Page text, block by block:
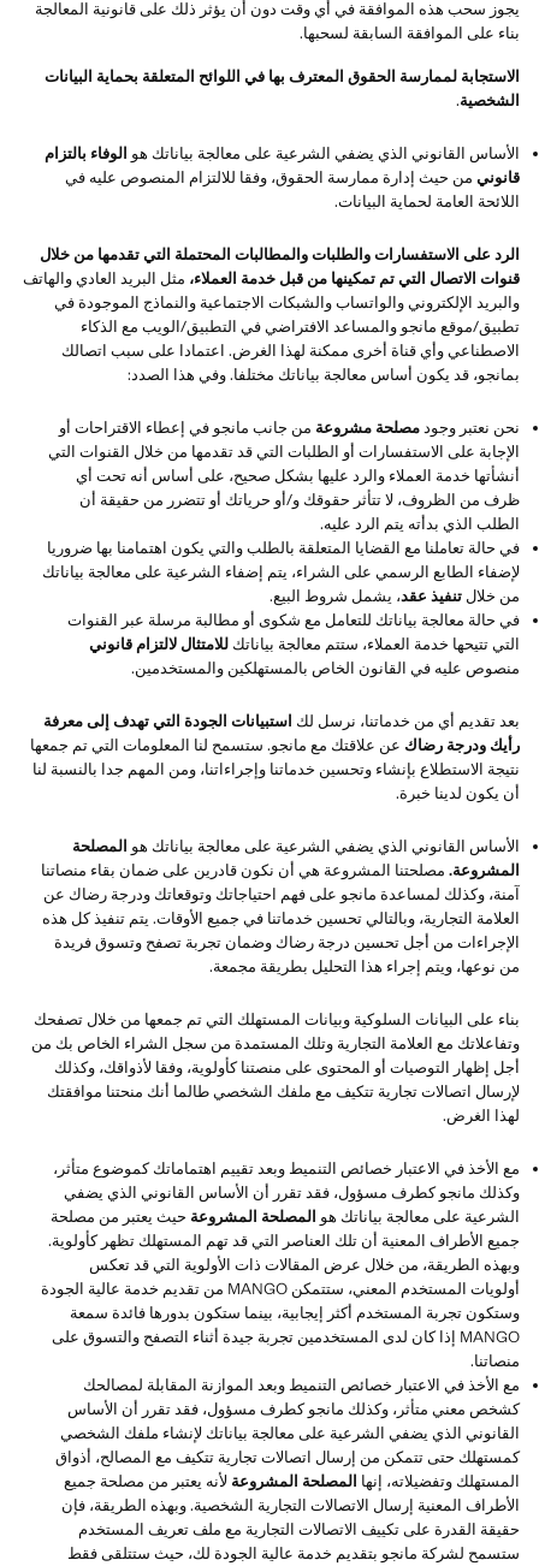
يجوز سحب هذه الموافقة في أي وقت دون أن يؤثر ذلك على قانونية المعالجة
بناء على الموافقة السابقة لسحبها.
الاستجابة لممارسة الحقوق المعترف بها في اللوائح المتعلقة بحماية البيانات
الشخصية.
الأساس القانوني الذي يضفي الشرعية على معالجة بياناتك هو الوفاء بالتزام
قانوني من حيث إدارة ممارسة الحقوق، وفقا للالتزام المنصوص عليه في
اللائحة العامة لحماية البيانات.
الرد على الاستفسارات والطلبات والمطالبات المحتملة التي تقدمها من خلال
قنوات الاتصال التي تم تمكينها من قبل خدمة العملاء، مثل البريد العادي والهاتف
والبريد الإلكتروني والواتساب والشبكات الاجتماعية والنماذج الموجودة في
تطبيق/موقع مانجو والمساعد الافتراضي في التطبيق/الويب مع الذكاء
الاصطناعي وأي قناة أخرى ممكنة لهذا الغرض. اعتمادا على سبب اتصالك
بمانجو، قد يكون أساس معالجة بياناتك مختلفا. وفي هذا الصدد:
نحن نعتبر وجودمصلحة مشروعة من جانب مانجو في إعطاء الاقتراحات أو
الإجابة على الاستفسارات أو الطلبات التي قد تقدمها من خلال القنوات التي
أنشأتها خدمة العملاء والرد عليها بشكل صحيح، على أساس أنه تحت أي
ظرف من الظروف، لا تتأثر حقوقك و/أو حرياتك أو تتضرر من حقيقة أن
الطلب الذي بدأته يتم الرد عليه.
في حالة تعاملنا مع القضايا المتعلقة بالطلب والتي يكون اهتمامنا بها ضروريا
لإضفاء الطابع الرسمي على الشراء، يتم إضفاء الشرعية على معالجة بياناتك
من خلال تنفيذ عقد، يشمل شروط البيع.
في حالة معالجة بياناتك للتعامل مع شكوى أو مطالبة مرسلة عبر القنوات
التي تتيحها خدمة العملاء، ستتم معالجة بياناتك للامتثال لالتزام قانوني
منصوص عليه في القانون الخاص بالمستهلكين والمستخدمين.
بعد تقديم أي من خدماتنا، نرسل لك استبيانات الجودة التي تهدف إلى معرفة
رأيك ودرجة رضاك عن علاقتك مع مانجو. ستسمح لنا المعلومات التي تم جمعها
نتيجة الاستطلاع بإنشاء وتحسين خدماتنا وإجراءاتنا، ومن المهم جدا بالنسبة لنا
أن يكون لدينا خبرة.
الأساس القانوني الذي يضفي الشرعية على معالجة بياناتك هو المصلحة
المشروعة. مصلحتنا المشروعة هي أن نكون قادرين على ضمان بقاء منصاتنا
آمنة، وكذلك لمساعدة مانجو على فهم احتياجاتك وتوقعاتك ودرجة رضاك عن
العلامة التجارية، وبالتالي تحسين خدماتنا في جميع الأوقات. يتم تنفيذ كل هذه
الإجراءات من أجل تحسين درجة رضاك وضمان تجربة تصفح وتسوق فريدة
من نوعها، ويتم إجراء هذا التحليل بطريقة مجمعة.
بناء على البيانات السلوكية وبيانات المستهلك التي تم جمعها من خلال تصفحك
وتفاعلاتك مع العلامة التجارية وتلك المستمدة من سجل الشراء الخاص بك من
أجل إظهار التوصيات أو المحتوى على منصتنا كأولوية، وفقا لأذواقك، وكذلك
لإرسال اتصالات تجارية تتكيف مع ملفك الشخصي طالما أنك منحتنا موافقتك
لهذا الغرض.
مع الأخذ في الاعتبار خصائص التنميط وبعد تقييم اهتماماتك كموضوع متأثر،
وكذلك مانجو كطرف مسؤول، فقد تقرر أن الأساس القانوني الذي يضفي
الشرعية على معالجة بياناتك هو المصلحة المشروعة حيث يعتبر من مصلحة
جميع الأطراف المعنية أن تلك العناصر التي قد تهم المستهلك تظهر كأولوية.
وبهذه الطريقة، من خلال عرض المقالات ذات الأولوية التي قد تعكس
أولويات المستخدم المعني، ستتمكن MANGO من تقديم خدمة عالية الجودة
وستكون تجربة المستخدم أكثر إيجابية، بينما ستكون بدورها فائدة سمعة
MANGO إذا كان لدى المستخدمين تجربة جيدة أثناء التصفح والتسوق على
منصاتنا.
مع الأخذ في الاعتبار خصائص التنميط وبعد الموازنة المقابلة لمصالحك
كشخص معني متأثر، وكذلك مانجو كطرف مسؤول، فقد تقرر أن الأساس
القانوني الذي يضفي الشرعية على معالجة بياناتك لإنشاء ملفك الشخصي
كمستهلك حتى تتمكن من إرسال اتصالات تجارية تتكيف مع المصالح، أذواق
المستهلك وتفضيلاته، إنها المصلحة المشروعة لأنه يعتبر من مصلحة جميع
الأطراف المعنية إرسال الاتصالات التجارية الشخصية. وبهذه الطريقة، فإن
حقيقة القدرة على تكييف الاتصالات التجارية مع ملف تعريف المستخدم
ستسمح لشركة مانجو بتقديم خدمة عالية الجودة لك، حيث ستتلقى فقط